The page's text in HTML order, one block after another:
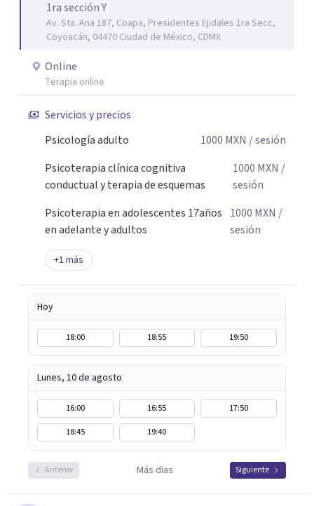
estrés, los duelos, fortalecer su autoestima, establecer
límites saludables, mejorar sus relaciones y afrontar los
desafíos de la vida con mayor seguridad y equilibrio. Será
un privilegio acompañarte en este camino hacia una vida
con mayor bienestar y tranquilidad.
1ra sección Y
Av. Sta. Ana 187, Coapa, Presidentes Ejidales 1ra Secc,
Coyoacán, 04470 Ciudad de México, CDMX
Online
Terapia online
Servicios y precios
Psicología adulto
1000 MXN / sesión
Psicoterapia clínica cognitiva
conductual y terapia de esquemas
1000 MXN /
sesión
Psicoterapia en adolescentes 17años
en adelante y adultos
1000 MXN /
sesión
+1 más
Hoy
18:00 18:55 19:50
Lunes, 10 de agosto
16:00 16:55
17:50
18:45
19:40
Anterior Más días Siguiente